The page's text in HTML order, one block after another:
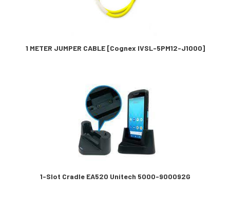
1 METER JUMPER CABLE [Cognex IVSL-5PM12-J1000]
1-Slot Cradle EA520 Unitech 5000-900092G